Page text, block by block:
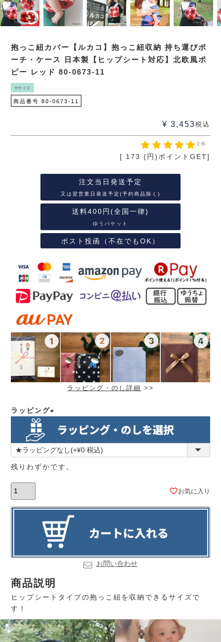
抱っこ紐カバー【ルカコ】抱っこ紐収納 持ち運びポ
ーチ・ケース 日本製【ヒップシート対応】北欧風ポ
ピー レッド 80-0673-11
Hサイズ
商品番号 80-0673-11
¥ 3,453税込
2件
[ 173 (円)ポイントGET]
注文当日発送予定
又は翌営業日発送予定(予約商品除く)
送料400円(全国一律)
ゆうパケット
ポスト投函（不在でもOK）
ラッピング・のし詳細 >>
ラッピング
(必
須)
残りわずかです。
お気に入り
お問い合わせ
商品説明
ヒップシートタイプの抱っこ紐を収納できるサイズで
す！